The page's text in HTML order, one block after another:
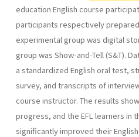
education English course
participants respectively
experimental group was digital
group was Show-and-Tell (S&T).
a standardized English oral test,
survey, and transcripts of
course instructor. The results
progress, and the EFL learners in
significantly improved their